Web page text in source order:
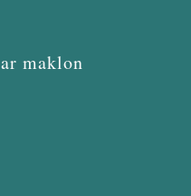
maklon